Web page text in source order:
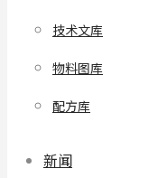
技术文库
物料图库
配方库
新闻